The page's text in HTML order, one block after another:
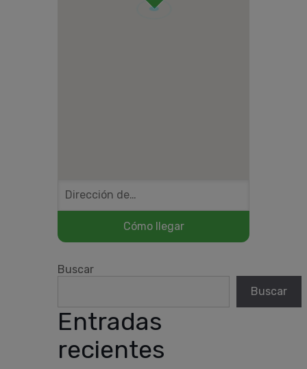
Buscar
Buscar
Entradas
recientes